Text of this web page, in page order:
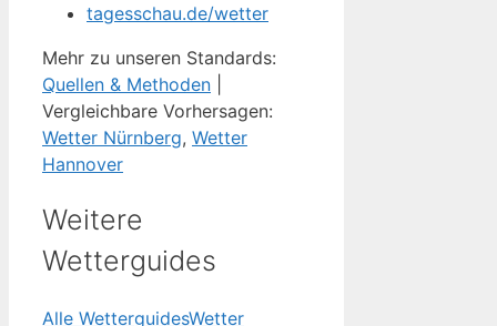
tagesschau.de/wetter
Mehr zu unseren Standards:
Quellen & Methoden
Vergleichbare Vorhersagen:
Wetter Nürnberg, Wetter
Hannover
Weitere
Wetterguides
Alle WetterguidesWetter